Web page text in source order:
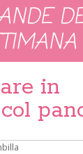
in